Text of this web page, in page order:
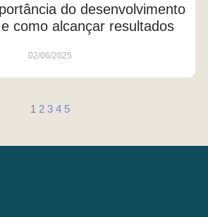
do desenvolvimento
como alcançar resultados
02/06/2025
1 2 3 4 5